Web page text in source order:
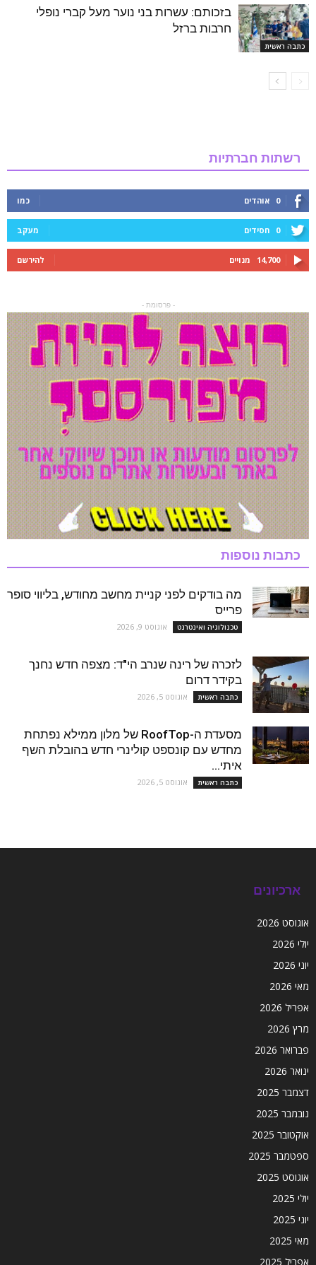
כתבה ראשית
בזכותם: עשרות בני נוער מעל קברי נופלי
חרבות ברזל
רשתות חברתיות
0 אוהדים כמו
0 חסידים מעקב
14,700 מנויים להירשם
- פרסומת -
כתבות נוספות
מה בודקים לפני קניית מחשב מחודש, בליווי סופר
פרייס
טכנולוגיה ואינטרנט אוגוסט 9, 2026
לזכרה של רינה שנרב הי"ד: מצפה חדש נחנך
בקידר דרום
כתבה ראשית אוגוסט 5, 2026
מסעדת ה-RoofTop של מלון ממילא נפתחת
מחדש עם קונספט קולינרי חדש בהובלת השף
איתי...
כתבה ראשית אוגוסט 5, 2026
ארכיונים
אוגוסט 2026
יולי 2026
יוני 2026
מאי 2026
אפריל 2026
מרץ 2026
פברואר 2026
ינואר 2026
דצמבר 2025
נובמבר 2025
אוקטובר 2025
ספטמבר 2025
אוגוסט 2025
יולי 2025
יוני 2025
מאי 2025
אפריל 2025